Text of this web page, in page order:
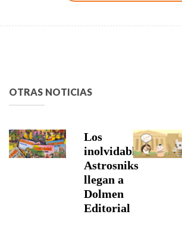
OTRAS NOTICIAS
Los
inolvidables
Astrosniks
llegan a
Dolmen
Editorial